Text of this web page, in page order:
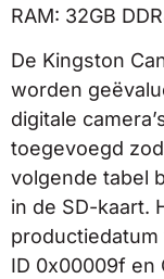
RAM: 32GB
De Kingston
worden
digitale
toegevoegd
volgende tabel
in de SD-kaart.
productiedatum
ID 0x00009f en